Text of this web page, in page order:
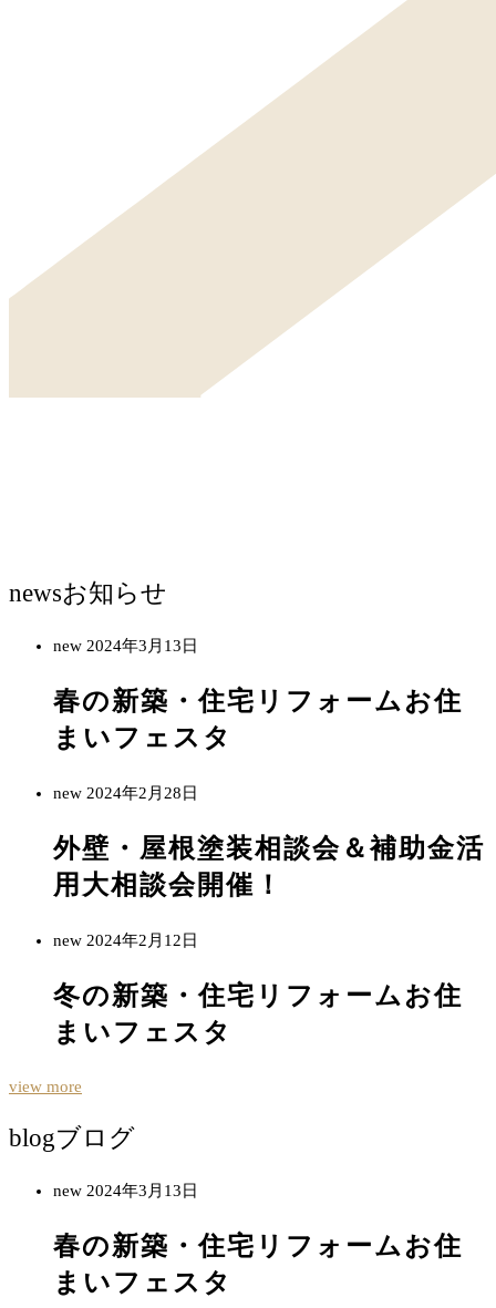
newsお知らせ
new 2024年3月13日
春の新築・住宅リフォームお住
まいフェスタ
new 2024年2月28日
外壁・屋根塗装相談会＆補助金活
用大相談会開催！
new 2024年2月12日
冬の新築・住宅リフォームお住
まいフェスタ
view more
blogブログ
new 2024年3月13日
春の新築・住宅リフォームお住
まいフェスタ